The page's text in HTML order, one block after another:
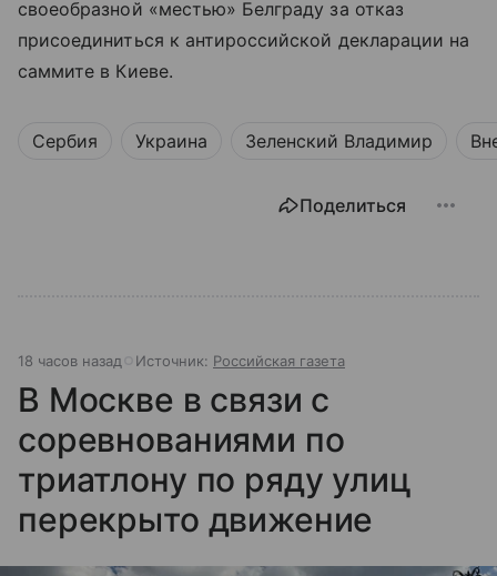
своеобразной «местью» Белграду за отказ
присоединиться к антироссийской декларации на
саммите в Киеве.
Сербия Украина Зеленский Владимир
Поделиться
18 часов назад Источник: Российская газета
В Москве в связи с
соревнованиями по
триатлону по ряду улиц
перекрыто движение